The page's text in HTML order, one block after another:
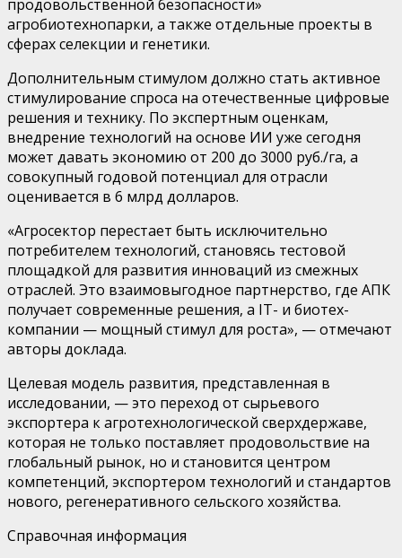
продовольственной безопасности»
агробиотехнопарки, а также отдельные проекты в
сферах селекции и генетики.
Дополнительным стимулом должно стать активное
стимулирование спроса на отечественные цифровые
решения и технику. По экспертным оценкам,
внедрение технологий на основе ИИ уже сегодня
может давать экономию от 200 до 3000 руб./га, а
совокупный годовой потенциал для отрасли
оценивается в 6 млрд долларов.
«Агросектор перестает быть исключительно
потребителем технологий, становясь тестовой
площадкой для развития инноваций из смежных
отраслей. Это взаимовыгодное партнерство, где АПК
получает современные решения, а IT- и биотех-
компании — мощный стимул для роста», —отмечают
авторы доклада.
Целевая модель развития, представленная в
исследовании, —это переход от сырьевого
экспортера к агротехнологической сверхдержаве,
которая не только поставляет продовольствие на
глобальный рынок, но и становится центром
компетенций, экспортером технологий и стандартов
нового, регенеративного сельского хозяйства.
Справочная информация